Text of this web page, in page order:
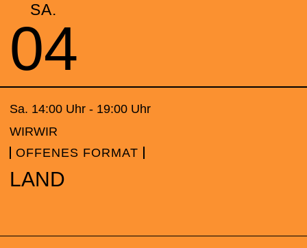
SA.
04
Sa. 14:00 Uhr - 19:00 Uhr
WIRWIR
OFFENES FORMAT
LAND